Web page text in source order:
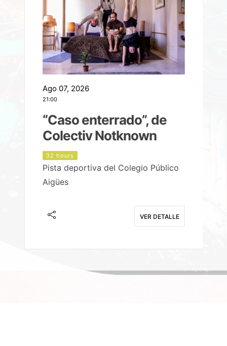
Ago 07, 2026
21:00
“Caso enterrado”, de
Colectiv Notknown
32 hours
Pista deportiva del Colegio Público
Aigües
VER DETALLE